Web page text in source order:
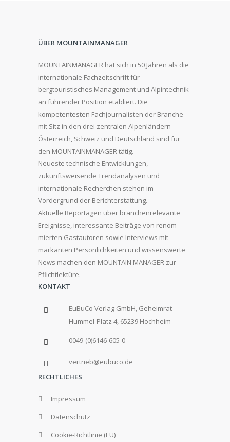
ÜBER MOUNTAINMANAGER
MOUNTAINMANAGER hat sich in 50 Jahren als die
internationale Fachzeitschrift für
bergtouristisches Management und Alpintechnik
an führender Position etabliert. Die
kompetentesten Fachjournalisten der Branche
mit Sitz in den drei zentralen Alpenländern
Österreich, Schweiz und Deutschland sind für
den MOUNTAINMANAGER tätig.
Neueste technische Entwicklungen,
zukunftsweisende Trendanalysen und
internationale Recherchen stehen im
Vordergrund der Berichterstattung.
Aktuelle Reportagen über branchenrelevante
Ereignisse, interessante Beiträge von renom
mierten Gastautoren sowie Interviews mit
markanten Persönlichkeiten und wissenswerte
News machen den MOUNTAIN MANAGER zur
Pflichtlektüre.
KONTAKT
EuBuCo Verlag GmbH, Geheimrat-
Hummel-Platz 4, 65239 Hochheim
0049-(0)6146-605-0
vertrieb@eubuco.de
RECHTLICHES
Impressum
Datenschutz
Cookie-Richtlinie (EU)